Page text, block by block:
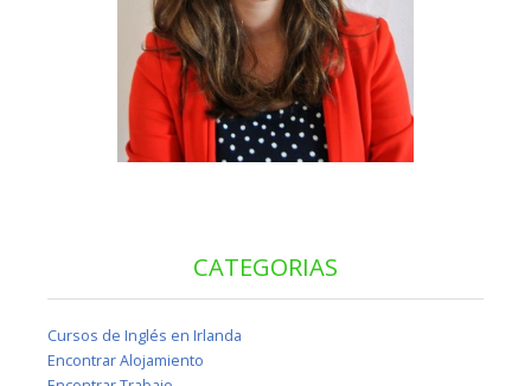
CATEGORIAS
Cursos de Inglés en Irlanda
Encontrar Alojamiento